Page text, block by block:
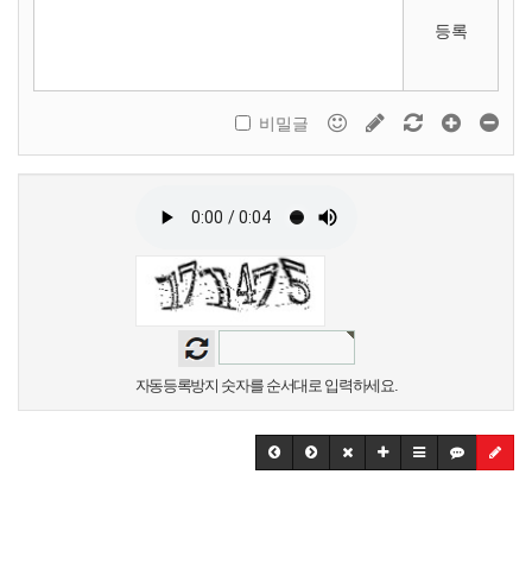
등록
비밀글
자동등록방지 숫자를 순서대로 입력하세요.